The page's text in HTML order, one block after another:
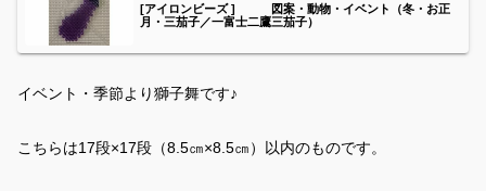
[アイロンビーズ ] 図案・動物・イベント（冬・お正
月・三茄子／一富士二鷹三茄子）
イベント・季節より獅子舞です♪
こちらは17段×17段（8.5㎝×8.5㎝）以内のものです。